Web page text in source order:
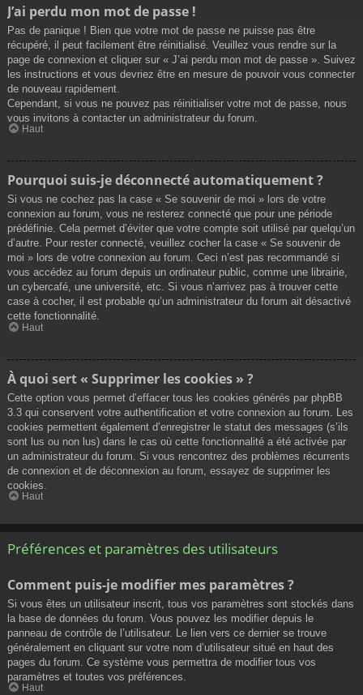
J’ai perdu mon mot de passe !
Pas de panique ! Bien que votre mot de passe ne puisse pas être
récupéré, il peut facilement être réinitialisé. Veuillez vous rendre sur la
page de connexion et cliquer sur « J’ai perdu mon mot de passe ». Suivez
les instructions et vous devriez être en mesure de pouvoir vous connecter
de nouveau rapidement.
Cependant, si vous ne pouvez pas réinitialiser votre mot de passe, nous
vous invitons à contacter un administrateur du forum.
Haut
Pourquoi suis-je déconnecté automatiquement ?
Si vous ne cochez pas la case « Se souvenir de moi » lors de votre
connexion au forum, vous ne resterez connecté que pour une période
prédéfinie. Cela permet d’éviter que votre compte soit utilisé par quelqu’un
d’autre. Pour rester connecté, veuillez cocher la case « Se souvenir de
moi » lors de votre connexion au forum. Ceci n’est pas recommandé si
vous accédez au forum depuis un ordinateur public, comme une librairie,
un cybercafé, une université, etc. Si vous n’arrivez pas à trouver cette
case à cocher, il est probable qu’un administrateur du forum ait désactivé
cette fonctionnalité.
Haut
À quoi sert « Supprimer les cookies » ?
Cette option vous permet d’effacer tous les cookies générés par phpBB
3.3 qui conservent votre authentification et votre connexion au forum. Les
cookies permettent également d’enregistrer le statut des messages (s’ils
sont lus ou non lus) dans le cas où cette fonctionnalité a été activée par
un administrateur du forum. Si vous rencontrez des problèmes récurrents
de connexion et de déconnexion au forum, essayez de supprimer les
cookies.
Haut
Préférences et paramètres des utilisateurs
Comment puis-je modifier mes paramètres ?
Si vous êtes un utilisateur inscrit, tous vos paramètres sont stockés dans
la base de données du forum. Vous pouvez les modifier depuis le
panneau de contrôle de l’utilisateur. Le lien vers ce dernier se trouve
généralement en cliquant sur votre nom d’utilisateur situé en haut des
pages du forum. Ce système vous permettra de modifier tous vos
paramètres et toutes vos préférences.
Haut